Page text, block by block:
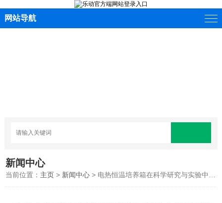
网站导航
新闻中心
当前位置： 主页 > 新闻中心 > 电热恒温培养箱在科学研究与实验中的重要应用